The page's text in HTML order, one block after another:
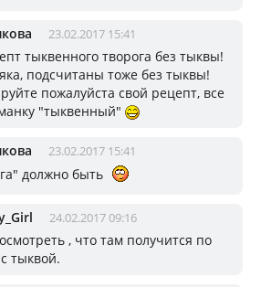
23.02.2017 15:41
тыквенного творога без тыквы!
подсчитаны тоже без тыквы!
пожалуйста свой рецепт, все
"тыквенный"
23.02.2017 15:41
должно быть
24.02.2017 09:16
, что там получится по
тыквой.